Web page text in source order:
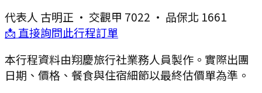
代表人 古明正 · 交觀甲 7022 · 品保北 1661
📩 直接詢問此行程訂單
本行程資料由翔慶旅行社業務人員製作。實際出團
日期、價格、餐食與住宿細節以最終估價單為準。